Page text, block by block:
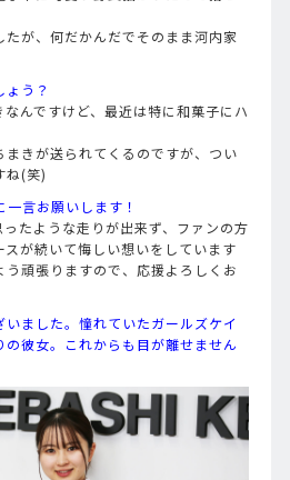
が、何だかんだでそのまま河内家
う？
んですけど、最近は特に和菓子にハ
きが送られてくるのですが、つい
ね(笑)
言お願いします！
たような走りが出来ず、ファンの方
が続いて悔しい想いをしています
頑張りますので、応援よろしくお
ました。憧れていたガールズケイ
の彼女。これからも目が離せません